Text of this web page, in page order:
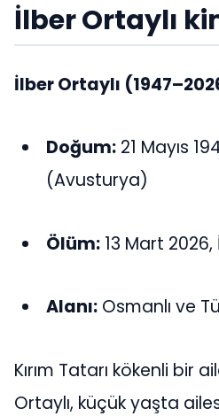
İlber Ortaylı
İlber Ortaylı
Doğum: 21 Mayıs
(Avusturya)
Ölüm: 13 Mart
Alanı: Osmanlı ve
Kırım Tatarı kökenli bir
Ortaylı, küçük yaşta